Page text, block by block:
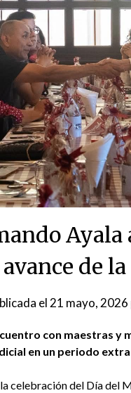
Ayala
avance de
el21 mayo, 2026
con maestras y
en un periodo
celebración del Día del